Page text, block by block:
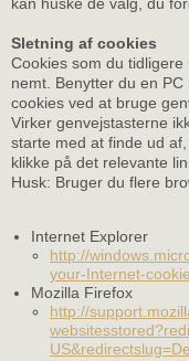
Sletning af cookies
Cookies som du
nemt. Benytter du en
cookies ved at bruge
Virker genvejstasterne
starte med at finde ud
klikke på det relevante
Husk: Bruger du flere
Internet Explorer
http://
your-Internet-
Mozilla Firefox
http://